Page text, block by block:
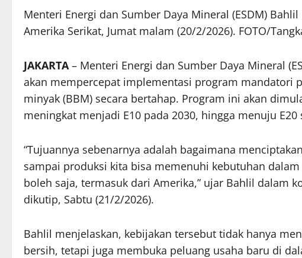
Menteri Energi dan Sumber Daya Mineral (ESDM)
Amerika Serikat, Jumat malam (20/2/2026). FOTO/
JAKARTA– Menteri Energi dan Sumber Daya Mineral
akan mempercepat implementasi program mandatori
minyak (BBM) secara bertahap. Program ini akan
meningkat menjadi E10 pada 2030, hingga menuju
“Tujuannya sebenarnya adalah bagaimana
sampai produksi kita bisa memenuhi kebutuhan
boleh saja, termasuk dari Amerika,” ujar Bahlil dalam
dikutip, Sabtu (21/2/2026).
Bahlil menjelaskan, kebijakan tersebut tidak hanya
bersih, tetapi juga membuka peluang usaha baru di